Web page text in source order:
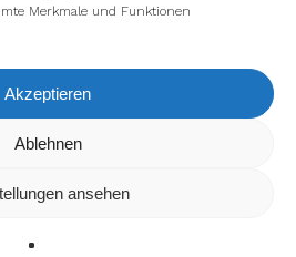
Merkmale und Funktionen
Akzeptieren
Ablehnen
ansehen
dir die bestmögliche Erfahrung auf
du erfahren, welche Cookies wir